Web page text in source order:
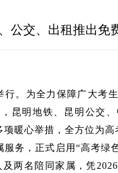
公交、出租推出免
。为全力保障广大考
昆明地铁、昆明公交
暖心举措，全方位为高
务，正式启用“高考绿
两名陪同家属，凭